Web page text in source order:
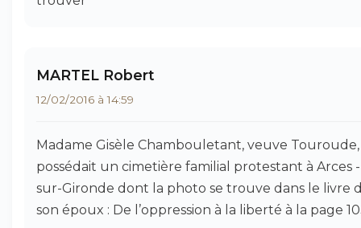
MARTEL Robert
12/02/2016 à 14:59
Madame Gisèle Chambouletant, veuve Touroude,
possédait un cimetière familial protestant à Arces -
sur-Gironde dont la photo se trouve dans le livre
son époux : De l’oppression à la liberté à la page